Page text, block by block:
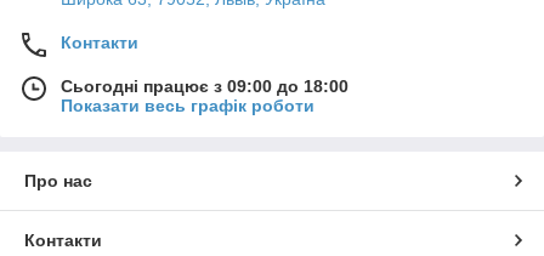
Контакти
Сьогодні працює з 09:00 до 18:00
Показати весь графік роботи
Про нас
Контакти